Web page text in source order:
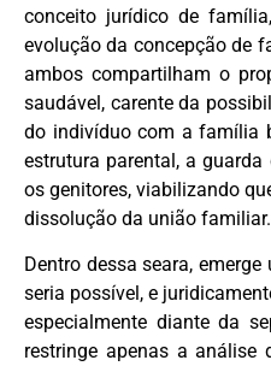
conceito jurídico de
evolução da concepção de
ambos compartilham o
saudável, carente da
do indivíduo com a família
estrutura parental, a
os genitores, viabilizando
dissolução da união familiar.
Dentro dessa seara,
seria possível, e
especialmente diante da
restringe apenas a